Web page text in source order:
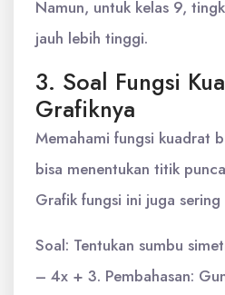
Namun, untuk kelas 9,
jauh lebih tinggi.
3. Soal Fungsi
Grafiknya
Memahami fungsi kuadrat
bisa menentukan titik
Grafik fungsi ini juga
Soal: Tentukan sumbu
– 4x + 3. Pembahasan: